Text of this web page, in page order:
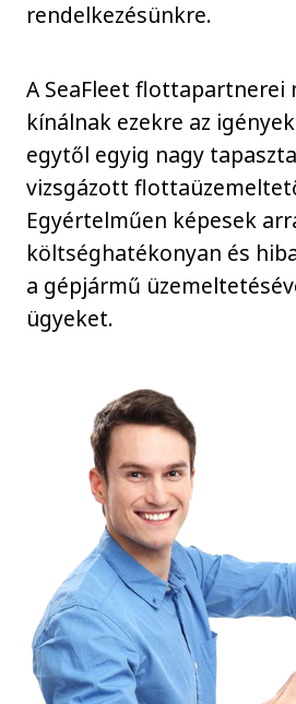
rendelkezésünkre.
A SeaFleet flottapartnerei
kínálnak ezekre az
egytől egyig nagy
vizsgázott
Egyértelműen képesek
költséghatékonyan és
a gépjármű
ügyeket.